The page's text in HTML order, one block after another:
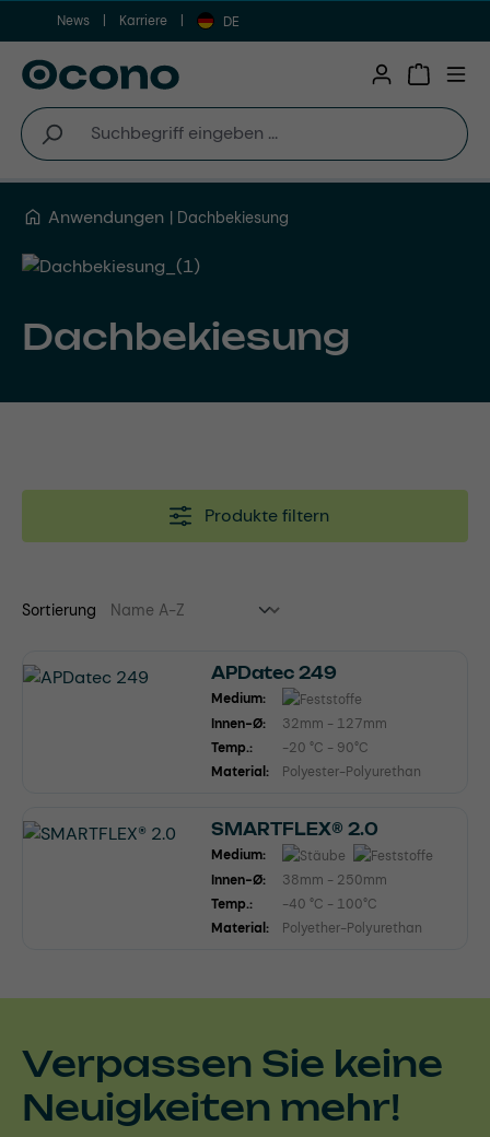
Zum Hauptinhalt springen
News Karriere DE
Anwendungen Dachbekiesung
Dachbekiesung
Produkte filtern
Sortierung
APDatec 249
Medium:
Innen-Ø:
32mm - 127mm
Temp.:
-20 °C - 90°C
Material:
Polyester-Polyurethan
SMARTFLEX® 2.0
Medium:
Innen-Ø:
38mm - 250mm
Temp.:
-40 °C - 100°C
Material:
Polyether-Polyurethan
Verpassen Sie keine
Neuigkeiten mehr!